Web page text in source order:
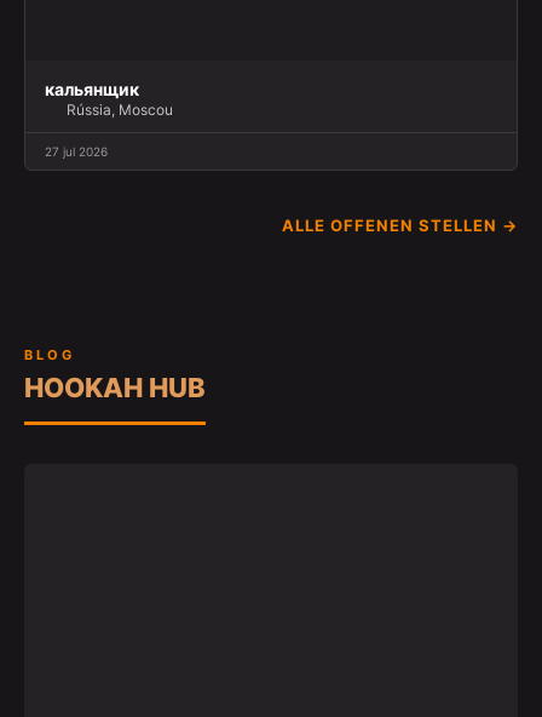
кальянщик
Rússia, Moscou
27 jul 2026
ALLE OFFENEN STELLEN →
BLOG
HOOKAH HUB